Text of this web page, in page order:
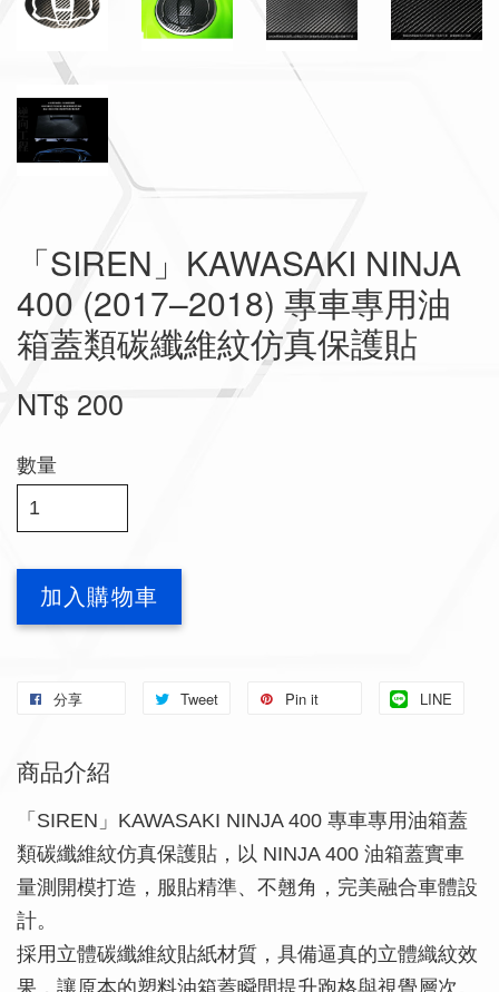
「SIREN」KAWASAKI NINJA
400 (2017–2018) 專車專用油
箱蓋類碳纖維紋仿真保護貼
NT$ 200
數量
加入購物車
分享 Tweet Pin it LINE
商品介紹
「SIREN」KAWASAKI NINJA 400 專車專用油箱蓋
類碳纖維紋仿真保護貼，以 NINJA 400 油箱蓋實車
量測開模打造，服貼精準、不翹角，完美融合車體設
計。
採用立體碳纖維紋貼紙材質，具備逼真的立體織紋效
果，讓原本的塑料油箱蓋瞬間提升跑格與視覺層次。